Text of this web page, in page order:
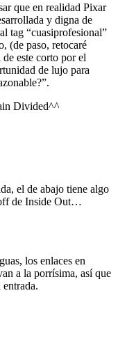
que en realidad Pixar
y digna de
tag “cuasiprofesional”
(de paso, retocaré
este corto por el
de lujo para
Divided^^
el de abajo tiene algo
de Inside Out…
los enlaces en
a la porrísima, así que